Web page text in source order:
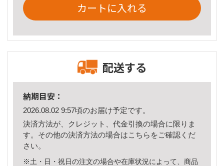
カートに入れる
配送する
納期目安：
2026.08.02 9:57頃のお届け予定です。
決済方法が、クレジット、代金引換の場合に限りま
す。その他の決済方法の場合はこちら をご確認くだ
さい。
※土・日・祝日の注文の場合や在庫状況によって、商品